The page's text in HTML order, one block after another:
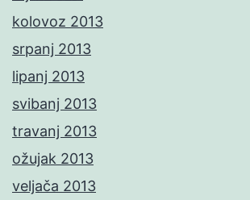
kolovoz 2013
srpanj 2013
lipanj 2013
svibanj 2013
travanj 2013
ožujak 2013
veljača 2013